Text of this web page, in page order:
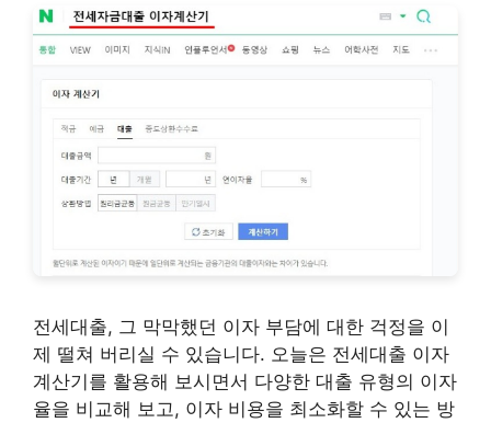
전세대출, 그 막막했던 이자 부담에 대한 걱정을 이
제 떨쳐 버리실 수 있습니다. 오늘은 전세대출 이자
계산기를 활용해 보시면서 다양한 대출 유형의 이자
율을 비교해 보고, 이자 비용을 최소화할 수 있는 방